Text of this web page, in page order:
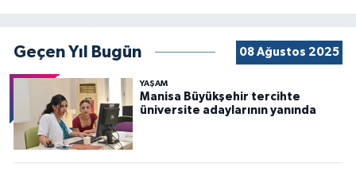
Geçen Yıl Bugün 08 Ağustos 2025
YAŞAM
Manisa Büyükşehir tercihte
üniversite adaylarının yanında